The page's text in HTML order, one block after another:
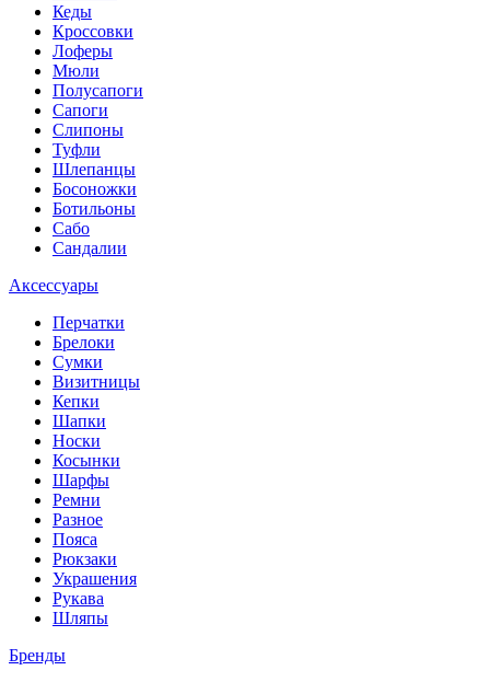
Кеды
Кроссовки
Лоферы
Мюли
Полусапоги
Сапоги
Слипоны
Туфли
Шлепанцы
Босоножки
Ботильоны
Сабо
Сандалии
Аксессуары
Перчатки
Брелоки
Сумки
Визитницы
Кепки
Шапки
Носки
Косынки
Шарфы
Ремни
Разное
Пояса
Рюкзаки
Украшения
Рукава
Шляпы
Бренды